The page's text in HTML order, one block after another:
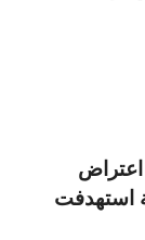
استهدفت